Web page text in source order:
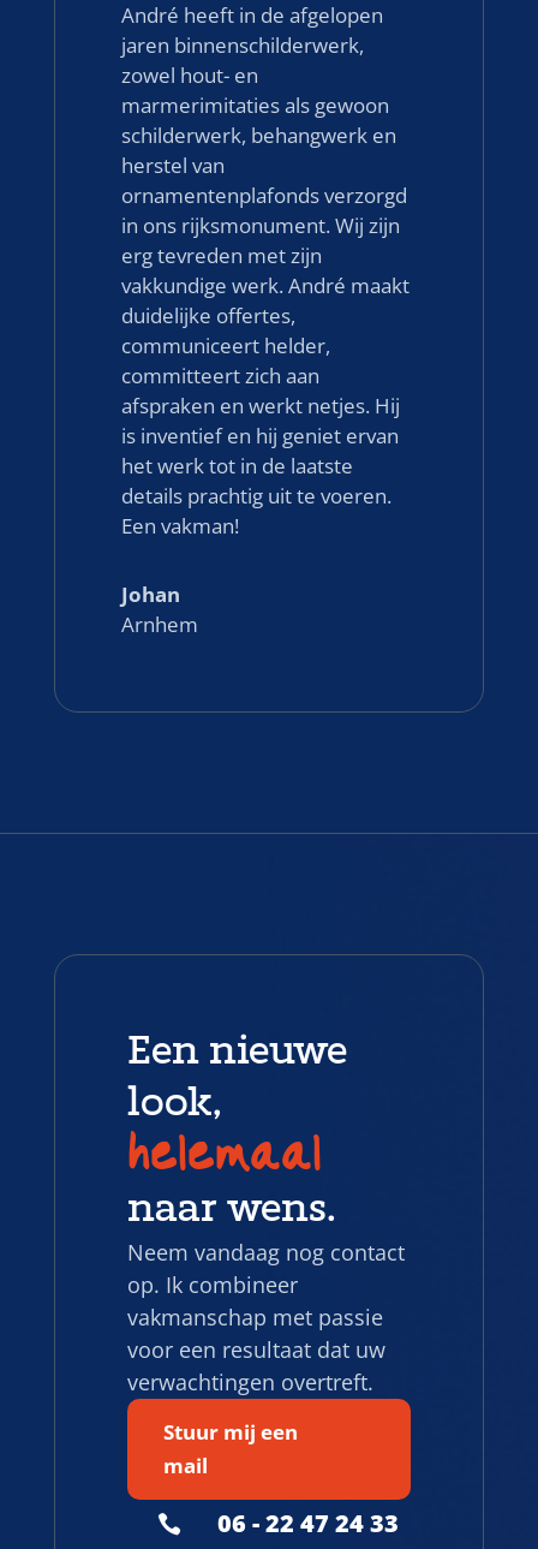
André heeft in de afgelopen
jaren binnenschilderwerk,
zowel hout- en
marmerimitaties als gewoon
schilderwerk, behangwerk en
herstel van
ornamentenplafonds verzorgd
in ons rijksmonument. Wij zijn
erg tevreden met zijn
vakkundige werk. André maakt
duidelijke offertes,
communiceert helder,
committeert zich aan
afspraken en werkt netjes. Hij
is inventief en hij geniet ervan
het werk tot in de laatste
details prachtig uit te voeren.
Een vakman!
Johan
Arnhem
Een nieuwe
look,
helemaal
naar wens.
Neem vandaag nog contact
op. Ik combineer
vakmanschap met passie
voor een resultaat dat uw
verwachtingen overtreft.
Stuur mij een
mail
 06 - 22 47 24 33